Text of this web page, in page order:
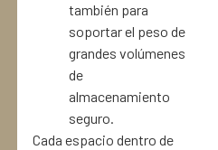
también para
soportar el peso de
grandes volúmenes
de
almacenamiento
seguro.
Cada espacio dentro de